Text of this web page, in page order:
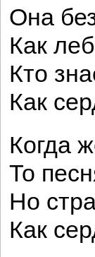
Она
Как
Кто
Как
Когда
То
Но
Как